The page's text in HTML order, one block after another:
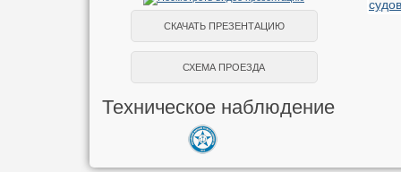
СКАЧАТЬ ПРЕЗЕНТАЦИЮ
СХЕМА ПРОЕЗДА
Техническое наблюдение